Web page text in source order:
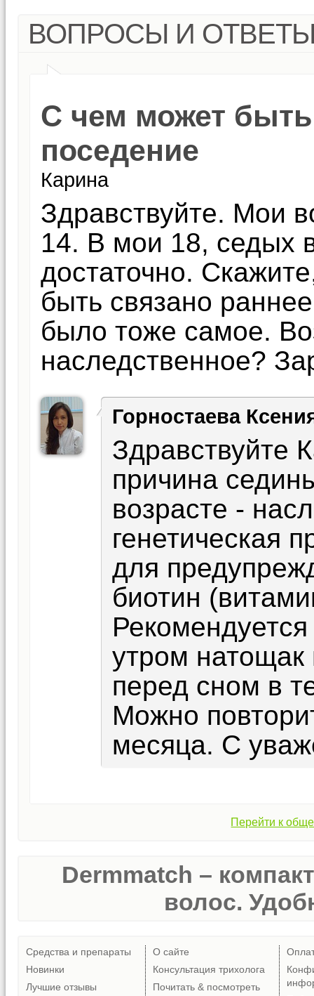
ВОПРОСЫ И
С чем может быть
поседение
Карина
Здравствуйте. Мои
14. В мои 18, седых
достаточно.
быть связано
было тоже самое.
наследственное?
Горностаева
Здравствуйте
причина
возрасте -
генетическая
для
биотин
утром натощак
перед сном в
Можно
месяца. С
Перейти к
Dermmatch –
волос.
Средства и препараты
Новинки
Лучшие отзывы
О сайте
Консультация трихолога
Почитать & посмотреть